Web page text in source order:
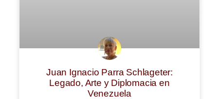
Juan Ignacio Parra Schlageter:
Legado, Arte y Diplomacia en
Venezuela